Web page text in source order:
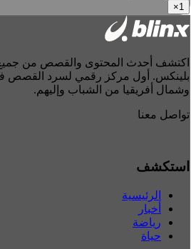
1
×
اكتشف أحدث المحتوى والقصص من جميع
بلينكس. أول مركز رقمي لسرد القصص
وشمال أفريقيا من الشباب وإليهم.
تواصل معنا
استكشف
الرئيسية
أخبار
رياضة
حياة